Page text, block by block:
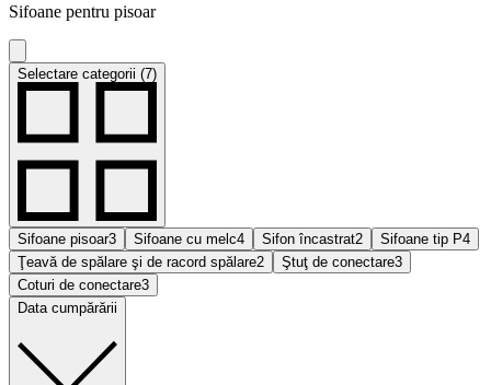
Sifoane pentru pisoar
Selectare categorii (7)
Sifoane pisoar3 Sifoane cu melc4 Sifon încastrat2 Sifoane tip P4
Ţeavă de spălare şi de racord spălare2 Ştuţ de conectare3
Coturi de conectare3
Data cumpărării